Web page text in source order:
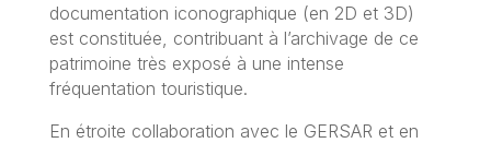
documentation iconographique (en 2D et 3D)
est constituée, contribuant à l’archivage de ce
patrimoine très exposé à une intense
fréquentation touristique.
En étroite collaboration avec le GERSAR et en